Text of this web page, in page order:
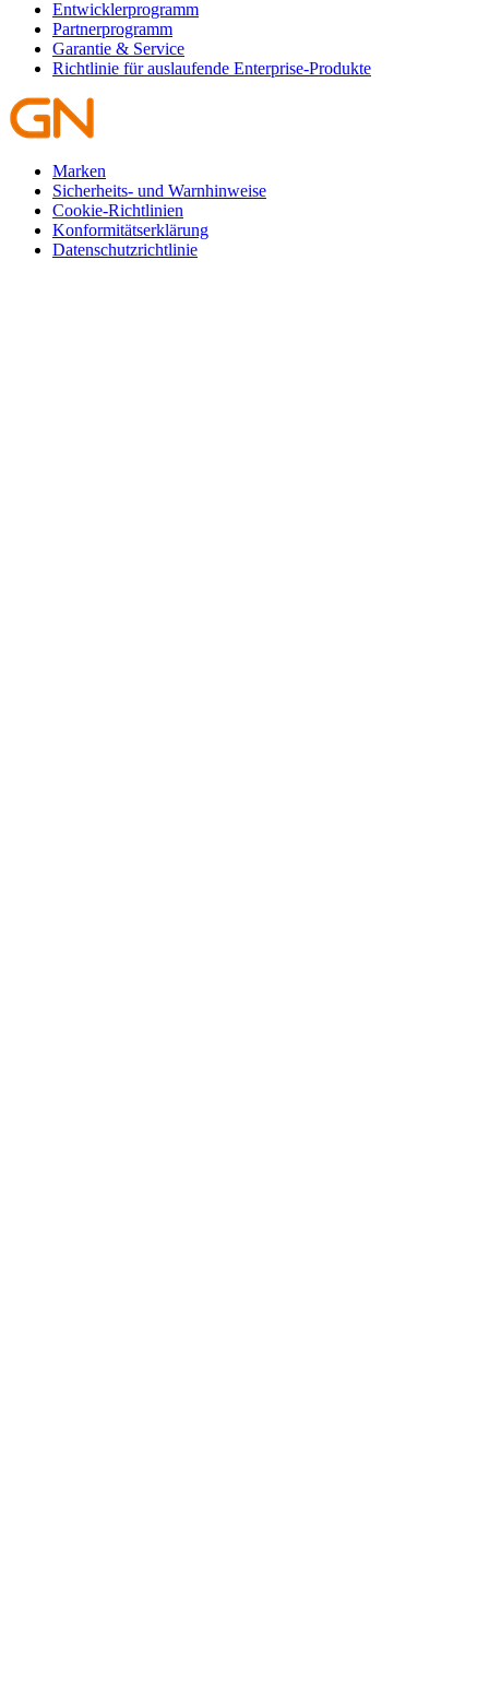
Entwicklerprogramm
Partnerprogramm
Garantie & Service
Richtlinie für auslaufende Enterprise-Produkte
Marken
Sicherheits- und Warnhinweise
Cookie-Richtlinien
Konformitätserklärung
Datenschutzrichtlinie